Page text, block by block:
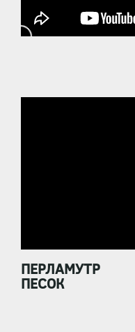
ПЕРЛАМУТР
ПЕСОК